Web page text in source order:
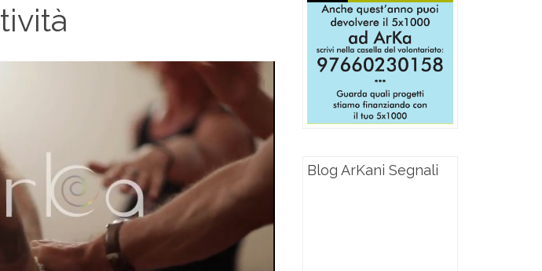
Blog ArKani Segnali